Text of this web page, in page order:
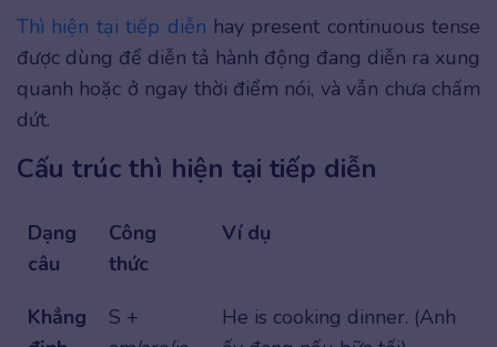
Thì hiện tại tiếp diễn hay present continuous tense
được dùng để diễn tả hành động đang diễn ra xung
quanh hoặc ở ngay thời điểm nói, và vẫn chưa chấm
dứt.
Cấu trúc thì hiện tại tiếp diễn
Dạng
câu
Công
thức
Ví dụ
Khẳng
S +
He is cooking dinner. (Anh